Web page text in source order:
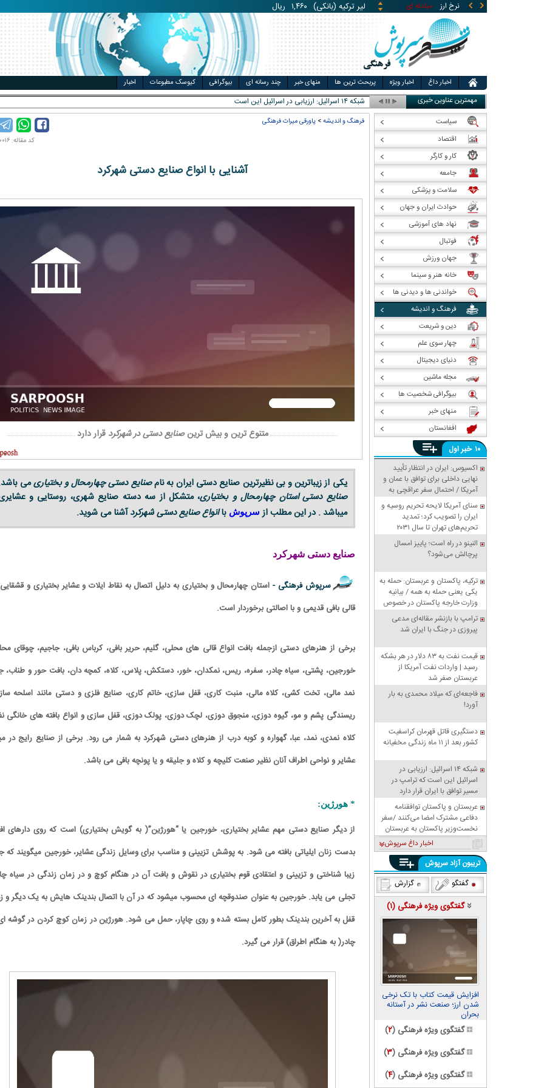
نرخ ارز مبادله ای قیمت طلا قیمت سکه قیمت خودرو
یوان چین (بانکی) ۵,۸۶۹ ریال
اخبار داغ اخبار ویژه پربحث ترین ها منهای خبر چند رسانه ای بیوگرافی کیوسک مطبوعات اخبار
مهمترین عناوین خبری شبکه ۱۴ اسرائیل: ارزیابی در اسرائیل این است که ترامپ در م _
کد مقاله: ۱۴۰۱۱۱۰۰۱۶
فرهنگ و اندیشه>پاورقی میراث فرهنگی
آشنایی با انواع صنایع دستی شهرکرد
متنوع ترین و بیش ترینصنایع دستی در شهرکرد قرار دارد
یکی از زیباترین و بی نظیرترین صنایع دستی ایران به نامصنایع دستی چهارمحال و بختیاریمی
صنایع دستی استان چهارمحال و بختیاری، متشکل از سه دسته صنایع شهری، روستایی و
میباشد . در این مطلب از سرپوش باانواع صنایع دستی شهرکردآشنا می شوید.
صنایع دستی شهرکرد
سرپوش فرهنگی - استان چهارمحال و بختیاری به دلیل اتصال به نقاط ایلات و عشایر بختیاری و
قالی بافی قدیمی و با اصالتی برخوردار است.
برخی از هنرهای دستی ازجمله بافت انواع قالی های محلی، گلیم، حریر بافی، کرباس بافی، جاجیم، چوقای
خورجین، پشتی، سیاه چادر، سفره، ریس، نمکدان، خور، دستكش، پلاس، كلاه، کمچه دان، بافت حور و طناب،
نمد مالی، تخت کشی، کلاه مالی، منبت کاری، قفل سازی، خاتم کاری، صنایع فلزی و دستی مانند اسلحه
ریسندگی پشم و مو، گیوه دوزی، منجوق دوزی، لچک دوزی، پولک دوزی، قفل سازی و انواع بافته های خانگی
كلاه نمدی، نمد، عبا، گهواره و كوبه درب از هنرهای دستی شهرکرد به شمار می رود. برخی از صنایع رایج در
عشایر و نواحی اطراف آنان نظیر صنعت كلیچه و كلاه و جلیقه و یا پونچه بافی می باشد.
* هورژین:
از دیگر صنایع دستی مهم عشایر بختیاری، خورجین یا “هورژین”( به گویش بختیاری) است که روی دارهای
بدست زنان ایلیاتی بافته می شود. به پوشش تزیینی و مناسب برای وسایل زندگی عشایر، خورجین میگویند که
زیبا شناختی و تزیینی و اعتقادی قوم بختیاری در نقوش و بافت آن در هنگام کوچ و در زمان زندگی در سیاه
تجلی می یابد. خورجین به عنوان صندوقچه ای محسوب میشود که در آن با اتصال بندینک هایش به یک دیگر و
قفل به آخرین بندینک بطور کامل بسته شده و روی چاپار، حمل می شود. هورژین در زمان کوچ کردن در گوشه
چادر( به هنگام اطراق) قرار می گیرد.
سیاست
اقتصاد
کار و کارگر
جامعه
سلامت و پزشکی
حوادث ایران و جهان
نهاد های آموزشی
فوتبال
جهان ورزش
خانه هنر و سینما
خواندنی ها و دیدنی ها
فرهنگ و اندیشه
دین و شریعت
چهار سوی علم
دنیای دیجیتال
مجله ماشین
بیوگرافی شخصیت ها
منهای خبر
افغانستان
۱۰ خبراول
اکسیوس: ایران در انتظار تأیید
نهایی داخلی برای توافق با عمان و
آمریکا / احتمال سفر عراقچی به
پاکستان
سنای آمریکا لایحه تحریم روسیه و
ایران را تصویب کرد؛ تمدید
تحریم‌های تهران تا سال ۲۰۳۱
النینو در راه است؛ پاییز امسال
پرچالش می‌شود؟
ترکیه، پاکستان و عربستان: حمله به
یکی یعنی حمله به همه / بیانیه
وزارت خارجه پاکستان در خصوص
پیمان دفاعی مشترک مکه
ترامپ با بازنشر مقاله‌ای مدعی
پیروزی در جنگ با ایران شد
قیمت نفت به ۸۳ دلار در هر بشکه
رسید | واردات نفت آمریکا از
عربستان صفر شد
فاجعه‌ای که میلاد محمدی به بار
آورد!
دستگیری قاتل قهرمان کراسفیت
کشور بعد از ۱۱ ماه زندگی مخفیانه
شبکه ۱۴ اسرائیل: ارزیابی در
اسرائیل این است که ترامپ در
مسیر توافق با ایران قرار دارد
عربستان و پاکستان توافقنامه
دفاعی مشترک امضا می‌کنند /سفر
نخست‌وزیر پاکستان به عربستان
اخبار داغ سرپوش
تریبون آزاد سرپوش
گفتگو
گزارش
گفتگوی ویژه فرهنگی (۱)
افزایش قیمت کتاب با تک نرخی
شدن ارز؛ صنعت نشر در آستانه
بحران
گفتگوی ویژه فرهنگی (۲)
گفتگوی ویژه فرهنگی (۳)
گفتگوی ویژه فرهنگی (۴)